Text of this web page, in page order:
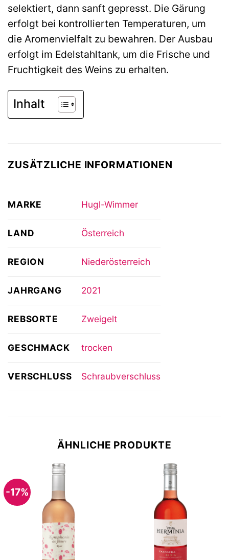
selektiert, dann sanft gepresst. Die Gärung
erfolgt bei kontrollierten Temperaturen, um
die Aromenvielfalt zu bewahren. Der Ausbau
erfolgt im Edelstahltank, um die Frische und
Fruchtigkeit des Weins zu erhalten.
Inhalt
ZUSÄTZLICHE INFORMATIONEN
MARKE Hugl-Wimmer
LAND Österreich
REGION Niederösterreich
JAHRGANG 2021
REBSORTE Zweigelt
GESCHMACK trocken
VERSCHLUSS Schraubverschluss
ÄHNLICHE PRODUKTE
-17%